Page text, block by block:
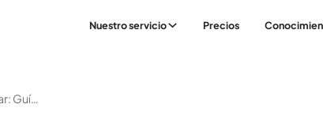
Nuestro servicio Precios
Perder Peso Sin Entrenar: Guía Y Opciones